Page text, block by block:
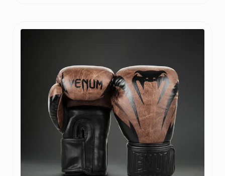
90 €.
70 €.